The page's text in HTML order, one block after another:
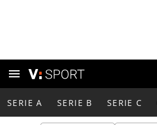
SERIE A SERIE B SERIE C